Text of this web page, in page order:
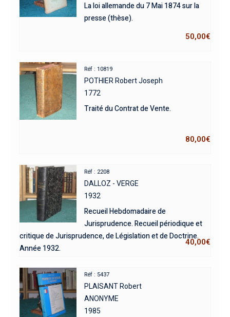
La loi allemande du 7 Mai 1874 sur la
presse (thèse).
50,00€
Réf : 10819
POTHIER Robert Joseph
1772
Traité du Contrat de Vente.
80,00€
Réf : 2208
DALLOZ - VERGE
1932
Recueil Hebdomadaire de
Jurisprudence. Recueil périodique et
critique de Jurisprudence, de Législation et de Doctrine.
Année 1932.
40,00€
Réf : 5437
PLAISANT Robert
ANONYME
1985